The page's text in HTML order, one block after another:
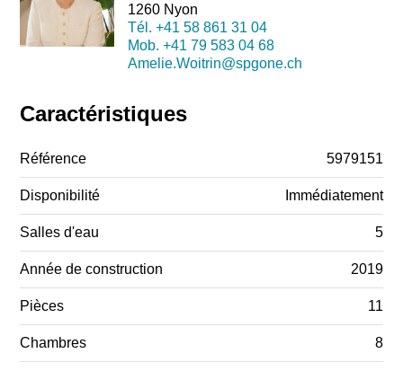
1260 Nyon
Tél. +41 58 861 31 04
Mob. +41 79 583 04 68
Amelie.Woitrin@spgone.ch
Caractéristiques
Référence 5979151
Disponibilité Immédiatement
Salles d'eau 5
Année de construction 2019
Pièces 11
Chambres 8